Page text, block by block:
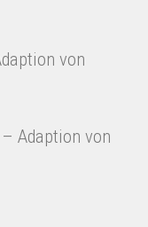
von
Adaption von